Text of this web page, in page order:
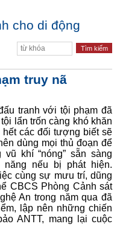
cho di động
truy nã
tranh với tội phạm đã
lẩn trốn càng khó khăn
các đối tượng biết sẽ
dùng mọi thủ đoạn để
khí “nóng” sẵn sàng
nếu bị phát hiện.
cùng sự mưu trí, dũng
CBCS Phòng Cảnh sát
An trong năm qua đã
lập nên những chiến
ANTT, mang lại cuộc